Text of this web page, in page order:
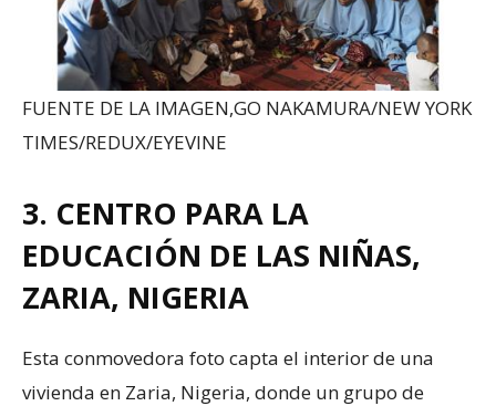
FUENTE DE LA IMAGEN,GO NAKAMURA/NEW YORK
TIMES/REDUX/EYEVINE
3. CENTRO PARA LA
EDUCACIÓN DE LAS NIÑAS,
ZARIA, NIGERIA
Esta conmovedora foto capta el interior de una
vivienda en Zaria, Nigeria, donde un grupo de